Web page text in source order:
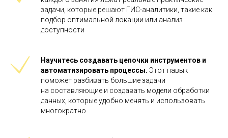
задачи, которые решают ГИС-аналитики, такие как
подбор оптимальной локации или анализ
доступности
Научитесь создавать цепочки инструментов и
автоматизировать процессы. Этот навык
поможет разбивать большие задачи
на составляющие и создавать модели обработки
данных, которые удобно менять и использовать
многократно